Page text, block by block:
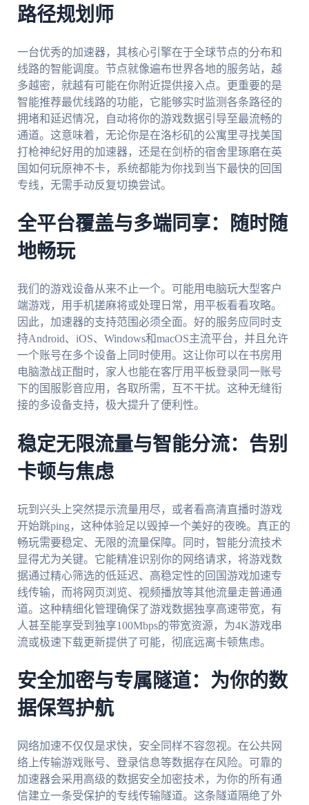
路径规划师
一台优秀的加速器，其核心引擎在于全球节点的分布和
线路的智能调度。节点就像遍布世界各地的服务站，越
多越密，就越有可能在你附近提供接入点。更重要的是
智能推荐最优线路的功能，它能够实时监测各条路径的
拥堵和延迟情况，自动将你的游戏数据引导至最流畅的
通道。这意味着，无论你是在洛杉矶的公寓里寻找美国
打枪神纪好用的加速器，还是在剑桥的宿舍里琢磨在英
国如何玩原神不卡，系统都能为你找到当下最快的回国
专线，无需手动反复切换尝试。
全平台覆盖与多端同享：随时随
地畅玩
我们的游戏设备从来不止一个。可能用电脑玩大型客户
端游戏，用手机搓麻将或处理日常，用平板看看攻略。
因此，加速器的支持范围必须全面。好的服务应同时支
持Android、iOS、Windows和macOS主流平台，并且允许
一个账号在多个设备上同时使用。这让你可以在书房用
电脑激战正酣时，家人也能在客厅用平板登录同一账号
下的国服影音应用，各取所需，互不干扰。这种无缝衔
接的多设备支持，极大提升了便利性。
稳定无限流量与智能分流：告别
卡顿与焦虑
玩到兴头上突然提示流量用尽，或者看高清直播时游戏
开始跳ping，这种体验足以毁掉一个美好的夜晚。真正的
畅玩需要稳定、无限的流量保障。同时，智能分流技术
显得尤为关键。它能精准识别你的网络请求，将游戏数
据通过精心筛选的低延迟、高稳定性的回国游戏加速专
线传输，而将网页浏览、视频播放等其他流量走普通通
道。这种精细化管理确保了游戏数据独享高速带宽，有
人甚至能享受到独享100Mbps的带宽资源，为4K游戏串
流或极速下载更新提供了可能，彻底远离卡顿焦虑。
安全加密与专属隧道：为你的数
据保驾护航
网络加速不仅仅是求快，安全同样不容忽视。在公共网
络上传输游戏账号、登录信息等数据存在风险。可靠的
加速器会采用高级的数据安全加密技术，为你的所有通
信建立一条受保护的专线传输隧道。这条隧道隔绝了外